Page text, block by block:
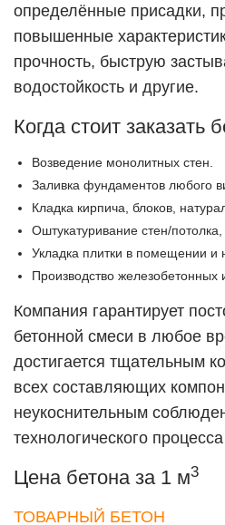
определённые присадки,
повышенные
прочность, быструю
водостойкость и другие.
Когда стоит заказать
Возведение монолитных стен.
Заливка фундаментов любого
Кладка кирпича, блоков,
Оштукатуривание стен/потолка,
Укладка плитки в помещении и
Производство железобетонных
Компания гарантирует
бетонной смеси в любое
достигается тщательным
всех составляющих
неукоснительным
технологического
Цена бетона за 1 м3
ТОВАРНЫЙ БЕТОН